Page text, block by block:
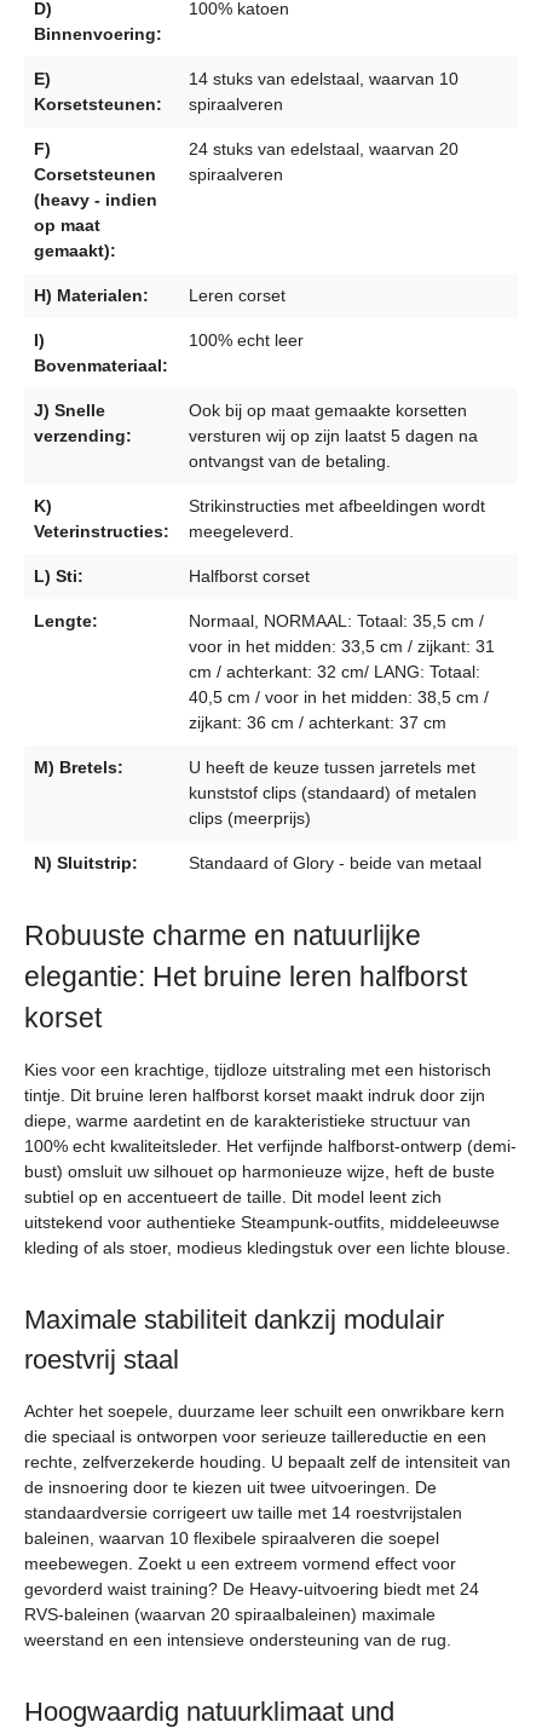
D)
Binnenvoering:
100% katoen
E)
Korsetsteunen:
14 stuks van edelstaal, waarvan 10
spiraalveren
F)
Corsetsteunen
(heavy - indien
op maat
gemaakt):
24 stuks van edelstaal, waarvan 20
spiraalveren
H) Materialen: Leren corset
I)
Bovenmateriaal:
100% echt leer
J) Snelle
verzending:
Ook bij op maat gemaakte korsetten
versturen wij op zijn laatst 5 dagen na
ontvangst van de betaling.
K)
Veterinstructies:
Strikinstructies met afbeeldingen wordt
meegeleverd.
L) Sti: Halfborst corset
Lengte:
Normaal, NORMAAL: Totaal: 35,5 cm /
voor in het midden: 33,5 cm / zijkant: 31
cm / achterkant: 32 cm/ LANG: Totaal:
40,5 cm / voor in het midden: 38,5 cm /
zijkant: 36 cm / achterkant: 37 cm
M) Bretels:
U heeft de keuze tussen jarretels met
kunststof clips (standaard) of metalen
clips (meerprijs)
N) Sluitstrip: Standaard of Glory - beide van metaal
Robuuste charme en natuurlijke
elegantie: Het bruine leren halfborst
korset
Kies voor een krachtige, tijdloze uitstraling met een historisch
tintje. Dit bruine leren halfborst korset maakt indruk door zijn
diepe, warme aardetint en de karakteristieke structuur van
100% echt kwaliteitsleder. Het verfijnde halfborst-ontwerp (demi-
bust) omsluit uw silhouet op harmonieuze wijze, heft de buste
subtiel op en accentueert de taille. Dit model leent zich
uitstekend voor authentieke Steampunk-outfits, middeleeuwse
kleding of als stoer, modieus kledingstuk over een lichte blouse.
Maximale stabiliteit dankzij modulair
roestvrij staal
Achter het soepele, duurzame leer schuilt een onwrikbare kern
die speciaal is ontworpen voor serieuze taillereductie en een
rechte, zelfverzekerde houding. U bepaalt zelf de intensiteit van
de insnoering door te kiezen uit twee uitvoeringen. De
standaardversie corrigeert uw taille met 14 roestvrijstalen
baleinen, waarvan 10 flexibele spiraalveren die soepel
meebewegen. Zoekt u een extreem vormend effect voor
gevorderd waist training? De Heavy-uitvoering biedt met 24
RVS-baleinen (waarvan 20 spiraalbaleinen) maximale
weerstand en een intensieve ondersteuning van de rug.
Hoogwaardig natuurklimaat und